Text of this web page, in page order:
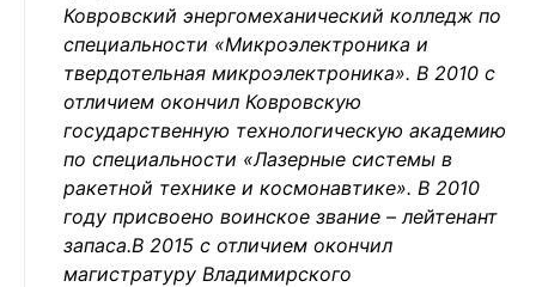
Ковровский энергомеханический колледж по
специальности «Микроэлектроника и
твердотельная микроэлектроника». В 2010 с
отличием окончил Ковровскую
государственную технологическую академию
по специальности «Лазерные системы в
ракетной технике и космонавтике». В 2010
году присвоено воинское звание – лейтенант
запаса.В 2015 с отличием окончил
магистратуру Владимирского